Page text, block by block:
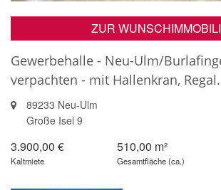
ZUR
Gewerbehalle - Neu-Ulm/
verpachten - mit Hallenkran,
89233 Neu-Ulm
Große Isel 9
3.900,00 €
Kaltmiete
510,00 m²
Gesamtfläche (ca.)